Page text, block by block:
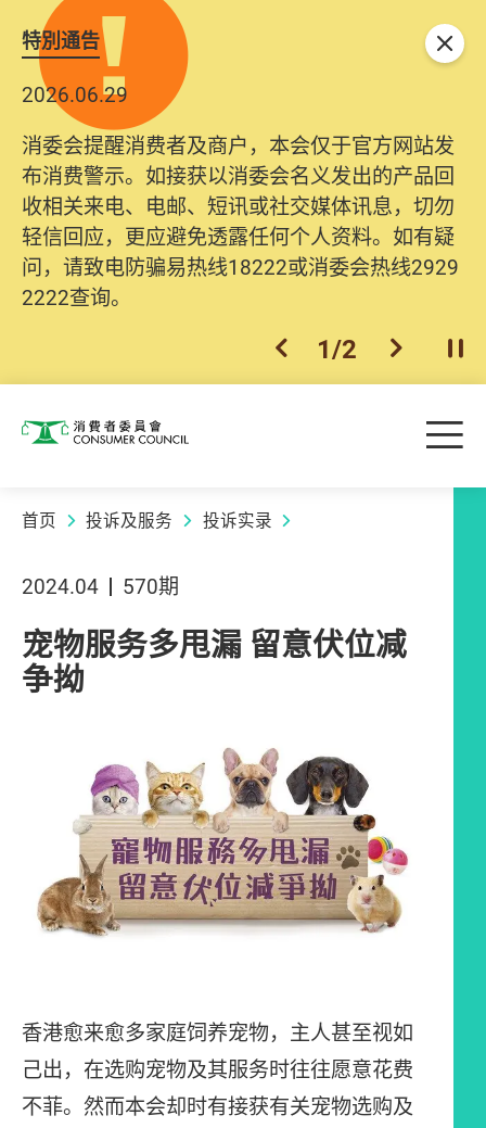
特別通告
2026.06.29
消委会提醒消费者及商户，本会仅于官方网站发
布消费警示。如接获以消委会名义发出的产品回
收相关来电、电邮、短讯或社交媒体讯息，切勿
轻信回应，更应避免透露任何个人资料。如有疑
问，请致电防骗易热线18222或消委会热线2929
2222查询。
上一个
1/2 下一个开
关闭
消费者委员会 目
首页 投诉及服务 投诉实录
2024.04 570期
宠物服务多甩漏 留意伏位减
争拗
香港愈来愈多家庭饲养宠物，主人甚至视如
己出，在选购宠物及其服务时往往愿意花费
不菲。然而本会却时有接获有关宠物选购及